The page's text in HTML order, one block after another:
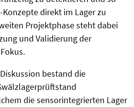
direkt im Lager zu
Projektphase steht dabei
und Validierung der
bestand die
die sensorintegrierten Lager